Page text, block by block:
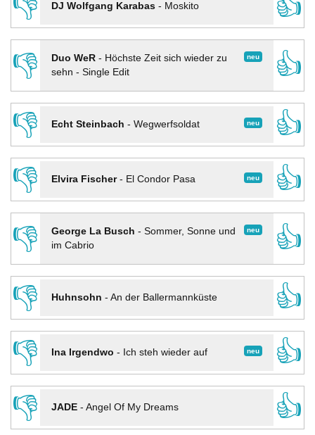
👎 DJ Wolfgang Karabas- Moskito
👍
👎
neu
Duo WeR- Höchste Zeit sich wieder zu
sehn - Single Edit
👍
👎
neu
Echt Steinbach - Wegwerfsoldat
👍
👎
neu
Elvira Fischer- El Condor Pasa
👍
👎
neu
George La Busch - Sommer, Sonne und
im Cabrio
👍
👎
Huhnsohn - An der Ballermannküste
👍
👎
neu
Ina Irgendwo - Ich steh wieder auf
👍
👎
JADE- Angel Of My Dreams
👍